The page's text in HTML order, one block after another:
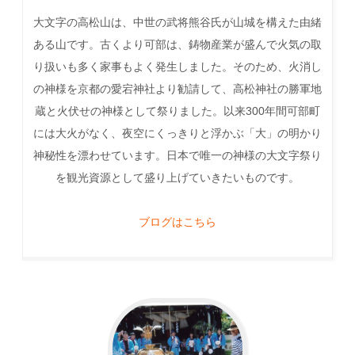
大文字の高松山は、中世の武将熊谷氏が山城を構えた由緒
ある山です。古くより可部は、鋳物産業が盛んで火気の取
り扱いも多く家事もよく発生しました。そのため、火消し
の神様を京都の愛宕神社より勧請して、高松神社の勝軍地
蔵と火伏せの神様として祭りました。以来300年間可部町
には大火がなく、夜空にくっきりと浮かぶ「大」の明かり
神秘性を漂わせています。日本で唯一の神様の大文字祭り
を観光資源として盛り上げていきたいものです。
ブログはこちら